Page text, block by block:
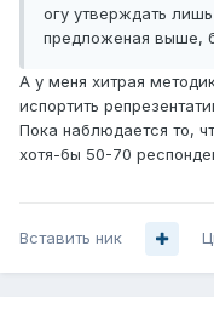
огу утверждать
предложеная выше,
А у меня хитрая
испортить
Пока наблюдается то,
хотя-бы 50-70
Вставить ник